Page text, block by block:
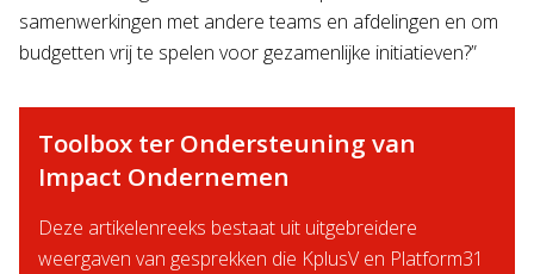
samenwerkingen met andere teams en afdelingen en om
budgetten vrij te spelen voor gezamenlijke initiatieven?”
Toolbox ter Ondersteuning van
Impact Ondernemen
Deze artikelenreeks bestaat uit uitgebreidere
weergaven van gesprekken die KplusV en Platform31